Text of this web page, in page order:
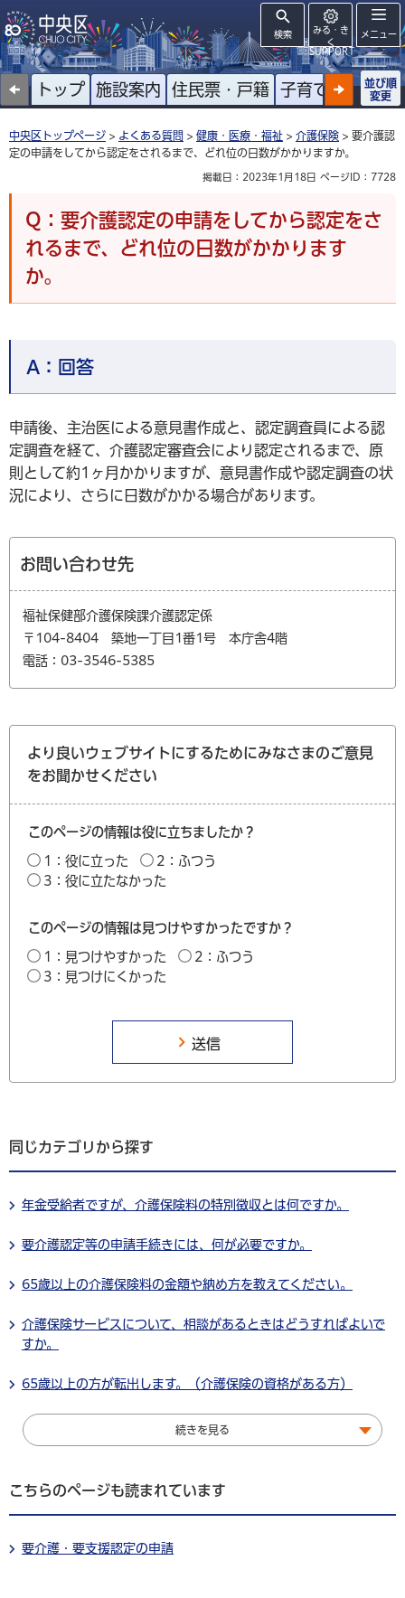
検索
みる・き
く
SUPPORT
メニュー
トップ 施設案内 住民票・戸籍 子育て 高齢者
並び順
変更
中央区トップページ > よくある質問 > 健康・医療・福祉 > 介護保険 > 要介護認
定の申請をしてから認定をされるまで、どれ位の日数がかかりますか。
掲載日：2023年1月18日 ページID：7728
Q：要介護認定の申請をしてから認定をさ
れるまで、どれ位の日数がかかります
か。
A： 回答
申請後、主治医による意見書作成と、認定調査員による認
定調査を経て、介護認定審査会により認定されるまで、原
則として約1ヶ月かかりますが、意見書作成や認定調査の状
況により、さらに日数がかかる場合があります。
お問い合わせ先
福祉保健部介護保険課介護認定係
〒104-8404 築地一丁目1番1号 本庁舎4階
電話：03-3546-5385
より良いウェブサイトにするためにみなさまのご意見
をお聞かせください
このページの情報は役に立ちましたか？
1：役に立った
2：ふつう
3：役に立たなかった
このページの情報は見つけやすかったですか？
1：見つけやすかった
2：ふつう
3：見つけにくかった
同じカテゴリから探す
年金受給者ですが、介護保険料の特別徴収とは何ですか。
要介護認定等の申請手続きには、何が必要ですか。
65歳以上の介護保険料の金額や納め方を教えてください。
介護保険サービスについて、相談があるときはどうすればよいで
すか。
65歳以上の方が転出します。（介護保険の資格がある方）
続きを見る
こちらのページも読まれています
要介護・要支援認定の申請